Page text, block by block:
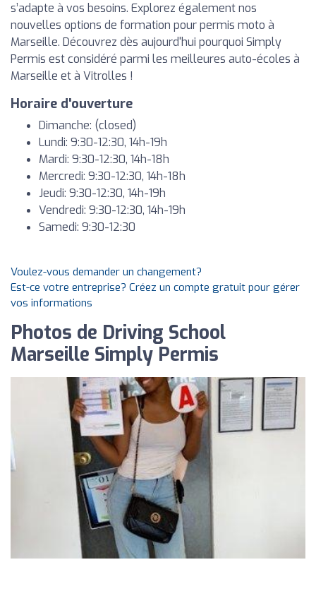
s’adapte à vos besoins. Explorez également nos
nouvelles options de formation pour permis moto à
Marseille. Découvrez dès aujourd'hui pourquoi Simply
Permis est considéré parmi les meilleures auto-écoles à
Marseille et à Vitrolles !
Horaire d'ouverture
Dimanche: (closed)
Lundi: 9:30-12:30, 14h-19h
Mardi: 9:30-12:30, 14h-18h
Mercredi: 9:30-12:30, 14h-18h
Jeudi: 9:30-12:30, 14h-19h
Vendredi: 9:30-12:30, 14h-19h
Samedi: 9:30-12:30
Voulez-vous demander un changement?
Est-ce votre entreprise? Créez un compte gratuit pour gérer
vos informations
Photos de Driving School
Marseille Simply Permis